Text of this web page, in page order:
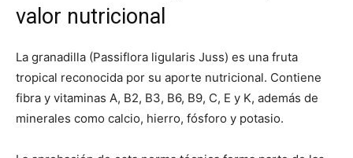
valor nutricional
La granadilla (Passiflora ligularis Juss) es una fruta
tropical reconocida por su aporte nutricional. Contiene
fibra y vitaminas A, B2, B3, B6, B9, C, E y K, además de
minerales como calcio, hierro, fósforo y potasio.